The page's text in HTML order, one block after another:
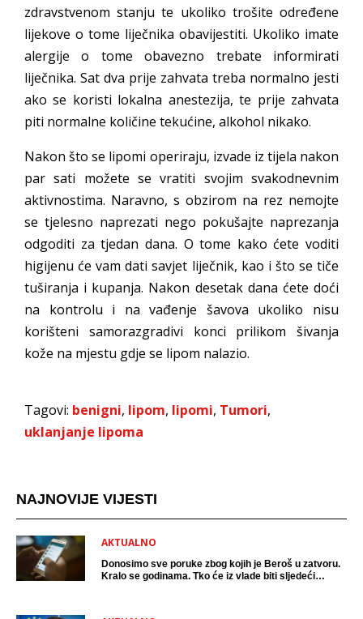
zdravstvenom stanju te ukoliko trošite određene
lijekove o tome liječnika obavijestiti. Ukoliko imate
alergije o tome obavezno trebate informirati
liječnika. Sat dva prije zahvata treba normalno jesti
ako se koristi lokalna anestezija, te prije zahvata
piti normalne količine tekućine, alkohol nikako.
Nakon što se lipomi operiraju, izvade iz tijela nakon
par sati možete se vratiti svojim svakodnevnim
aktivnostima. Naravno, s obzirom na rez nemojte
se tjelesno naprezati nego pokušajte naprezanja
odgoditi za tjedan dana. O tome kako ćete voditi
higijenu će vam dati savjet liječnik, kao i što se tiče
tuširanja i kupanja. Nakon desetak dana ćete doći
na kontrolu i na vađenje šavova ukoliko nisu
korišteni samorazgradivi konci prilikom šivanja
kože na mjestu gdje se lipom nalazio.
Tagovi: benigni, lipom, lipomi, Tumori,
uklanjanje lipoma
NAJNOVIJE VIJESTI
AKTUALNO
Donosimo sve poruke zbog kojih je Beroš u zatvoru.
Kralo se godinama. Tko će iz vlade biti sljedeći